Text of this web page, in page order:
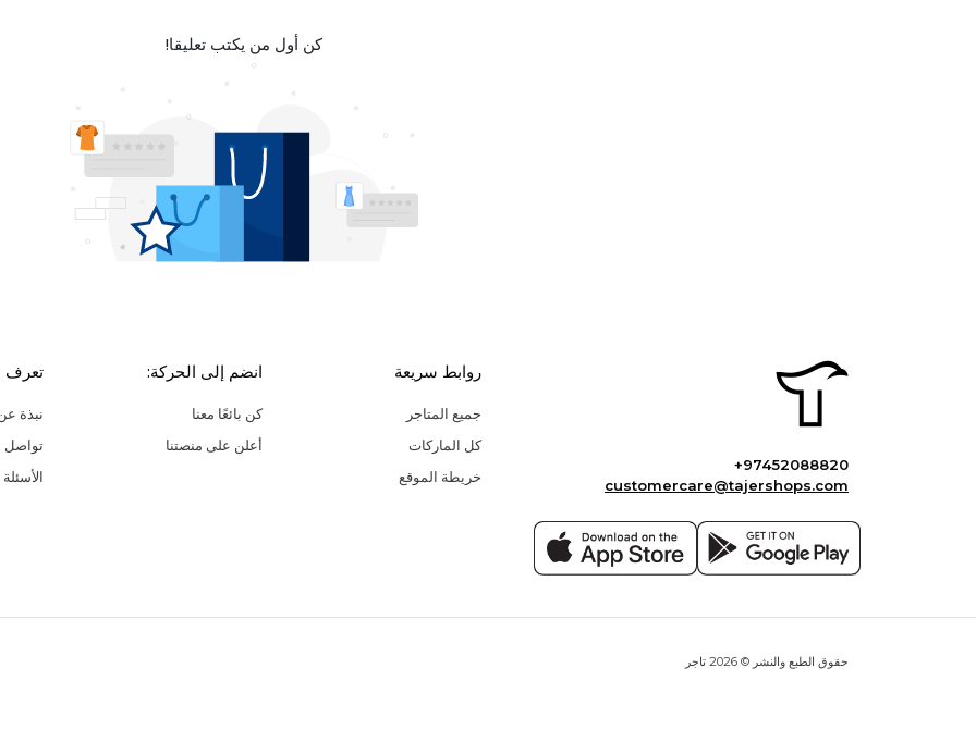
كن أول من يكتب تعليقا!
+97452088820
customercare@tajershops.com
روابط سريعة
جميع المتاجر
كل الماركات
خريطة الموقع
انضم إلى الحركة:
كن بائعًا معنا
أعلن على منصتنا
تعرف
نبذة
تواصل
حقوق الطبع والنشر © 2026 تاجر